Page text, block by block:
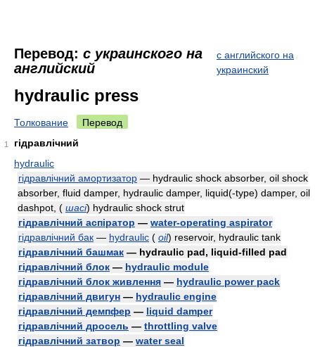
Перевод: с украинского на
английский
с английского на
украинский
hydraulic press
Толкование Перевод
1
гідравлічний
hydraulic
гідравлічний амортизатор — hydraulic shock absorber, oil shock
absorber, fluid damper, hydraulic damper, liquid(-type) damper, oil
dashpot, ( шасі) hydraulic shock strut
гідравлічний аспіратор — water-operating aspirator
гідравлічний бак — hydraulic ( oil) reservoir, hydraulic tank
гідравлічний башмак — hydraulic pad, liquid-filled pad
гідравлічний блок — hydraulic module
гідравлічний блок живлення — hydraulic power pack
гідравлічний двигун — hydraulic engine
гідравлічний демпфер — liquid damper
гідравлічний дросель — throttling valve
гідравлічний затвор — water seal